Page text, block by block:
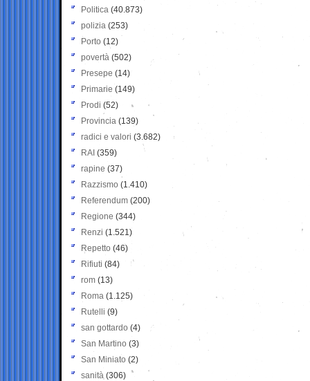
Politica (40.873)
polizia (253)
Porto (12)
povertà (502)
Presepe (14)
Primarie (149)
Prodi (52)
Provincia (139)
radici e valori (3.682)
RAI (359)
rapine (37)
Razzismo (1.410)
Referendum (200)
Regione (344)
Renzi (1.521)
Repetto (46)
Rifiuti (84)
rom (13)
Roma (1.125)
Rutelli (9)
san gottardo (4)
San Martino (3)
San Miniato (2)
sanità (306)